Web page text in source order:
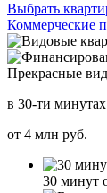
Выбрать
Коммерческие
Прекрасные
в 30-ти
от 4 млн руб.
30 минут